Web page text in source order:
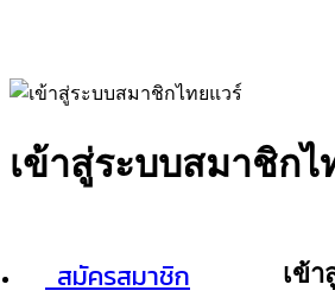
เข้าสู่ระบบสมาชิกไ
สมัครสมาชิก
เข้